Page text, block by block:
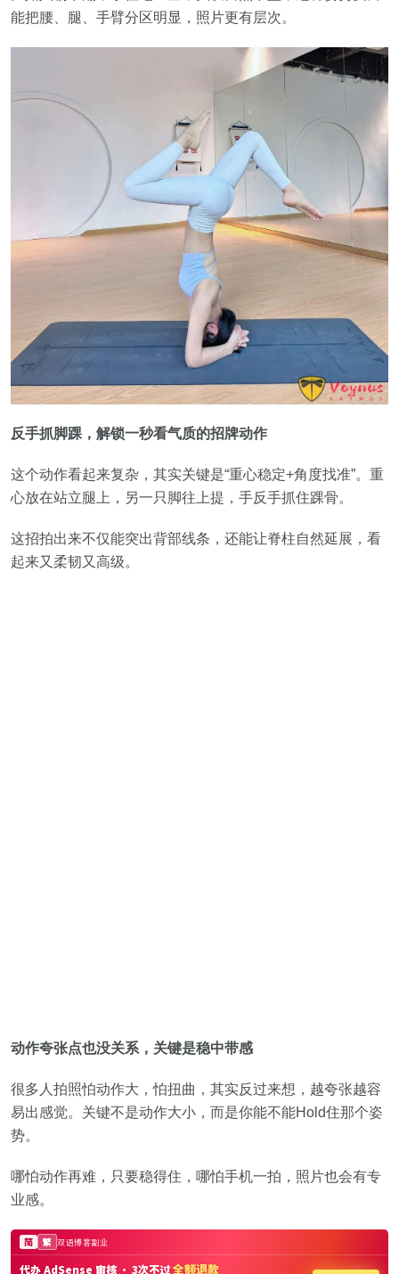
能把腰、腿、手臂分区明显，照片更有层次。
反手抓脚踝，解锁一秒看气质的招牌动作
这个动作看起来复杂，其实关键是“重心稳定+角度找准”。重
心放在站立腿上，另一只脚往上提，手反手抓住踝骨。
这招拍出来不仅能突出背部线条，还能让脊柱自然延展，看
起来又柔韧又高级。
动作夸张点也没关系，关键是稳中带感
很多人拍照怕动作大，怕扭曲，其实反过来想，越夸张越容
易出感觉。关键不是动作大小，而是你能不能Hold住那个姿
势。
哪怕动作再难，只要稳得住，哪怕手机一拍，照片也会有专
业感。